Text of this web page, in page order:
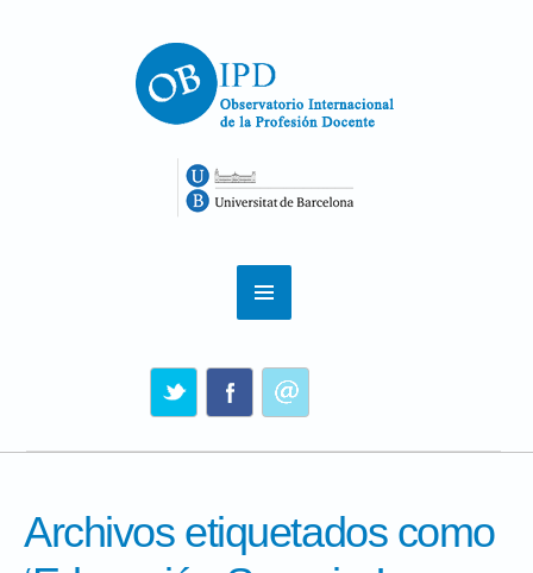
Archivos etiquetados como